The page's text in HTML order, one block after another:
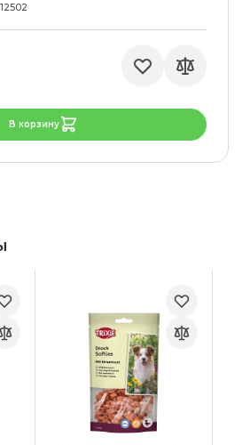
В корзину